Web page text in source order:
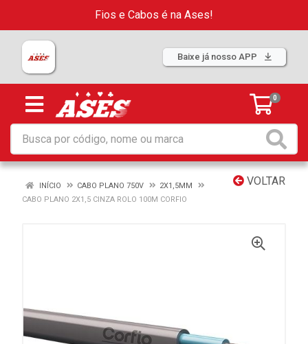
Fios e Cabos é na Ases!
Baixe já nosso APP
0
VOLTAR
INÍCIO CABO PLANO 750V
2X1,5MM
CABO PLANO 2X1,5 CINZA ROLO 100M CORFIO